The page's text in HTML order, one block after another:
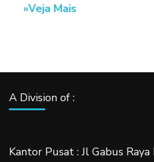
Veja Mais
A Division of :
Kantor Pusat : Jl Gabus Raya